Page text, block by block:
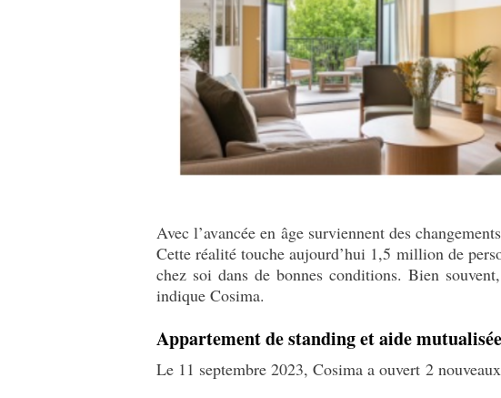
Avec l’avancée en âge surviennent des
Cette réalité touche aujourd’hui 1,5 million de
chez soi dans de bonnes conditions. Bien
indique Cosima.
Appartement de standing et aide mutualisée
Le 11 septembre 2023, Cosima a ouvert 2